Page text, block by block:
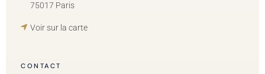
75017 Paris
Voir sur la carte
CONTACT